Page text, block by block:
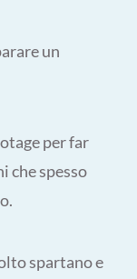
un
per far
che spesso
spartano e